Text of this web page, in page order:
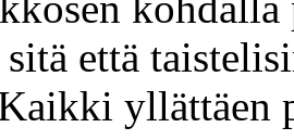
että
yllättäen